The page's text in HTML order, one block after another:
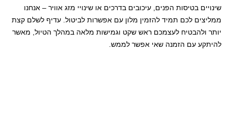
שינויים בטיסות הפנים, עיכובים בדרכים או שינויי מזג אוויר – אנחנו
ממליצים לכם תמיד להזמין מלון עם אפשרות לביטול. עדיף לשלם קצת
יותר ולהבטיח לעצמכם ראש שקט וגמישות מלאה במהלך הטיול, מאשר
להיתקע עם הזמנה שאי אפשר לממש.